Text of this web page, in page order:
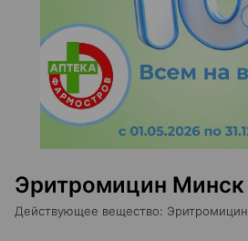
Эритромицин Минск
Действующее вещество: Эритромицин